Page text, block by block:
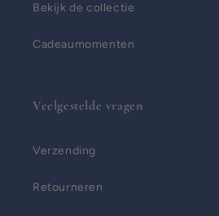
Bekijk de collectie
Cadeaumomenten
Veelgestelde vragen
Verzending
Retourneren